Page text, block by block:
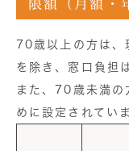
限額（月額・
70歳以上の方は、
を除き、窓口負担
また、70歳未満の
めに設定されてい